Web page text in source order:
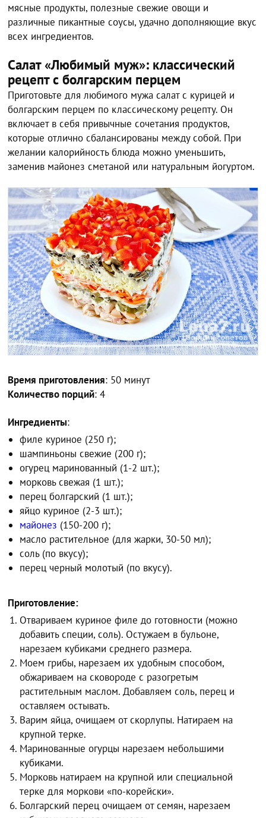
мясные продукты, полезные свежие овощи и
различные пикантные соусы, удачно дополняющие вкус
всех ингредиентов.
Салат «Любимый муж»: классический
рецепт с болгарским перцем
Приготовьте для любимого мужа салат с курицей и
болгарским перцем по классическому рецепту. Он
включает в себя привычные сочетания продуктов,
которые отлично сбалансированы между собой. При
желании калорийность блюда можно уменьшить,
заменив майонез сметаной или натуральным йогуртом.
Время приготовления: 50 минут
Количество порций: 4
Ингредиенты:
филе куриное (250 г);
шампиньоны свежие (200 г);
огурец маринованный (1-2 шт.);
морковь свежая (1 шт.);
перец болгарский (1 шт.);
яйцо куриное (2-3 шт.);
майонез (150-200 г);
масло растительное (для жарки, 30-50 мл);
соль (по вкусу);
перец черный молотый (по вкусу).
Приготовление:
Отвариваем куриное филе до готовности (можно
добавить специи, соль). Остужаем в бульоне,
нарезаем кубиками среднего размера.
Моем грибы, нарезаем их удобным способом,
обжариваем на сковороде с разогретым
растительным маслом. Добавляем соль, перец и
оставляем остывать.
Варим яйца, очищаем от скорлупы. Натираем на
крупной терке.
Маринованные огурцы нарезаем небольшими
кубиками.
Морковь натираем на крупной или специальной
терке для моркови «по-корейски».
Болгарский перец очищаем от семян, нарезаем